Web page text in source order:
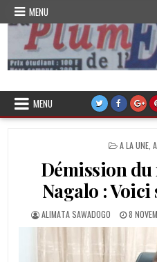
Skip
content
MENU
Plume de
MENU
POSTED
A LA UNE
Démission
Nagalo :
AUTHOR:
ALIMATA SAWADOGO
DATE:
8